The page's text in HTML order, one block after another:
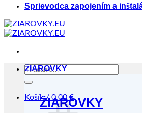
Sprievodca zapojením a
Hľadať:
Košík /0.00 €
ŽIAROVKY
ŽIAROVKY